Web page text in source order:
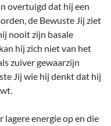
overtuigd dat hij een
de Bewuste Jij ziet
nooit zijn basale
hij zich niet van het
zuiver gewaarzijn
Jij wie hij denkt dat hij
lagere energie op en die